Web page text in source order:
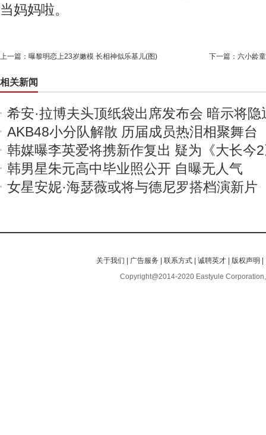
当妈妈啦。
上一篇： 曝黎明恋上23岁嫩模 长相神似乐基儿(图) 下一篇： 六小龄
相关新闻
希安·拉博夫头顶纸袋出席发布会 暗示将隐
AKB48小分队解散 历届成员热泪相聚舞台
韩媒曝李英爱将携新作复出 疑为《大长今
韩男星朱元高中毕业照公开 自曝无人气
女星安妮·海瑟薇或将与德尼罗搭档演新片
关于我们 广告服务 |联系方式 |诚聘英才 版权声明
Copyright@2014-2020 Eastyule